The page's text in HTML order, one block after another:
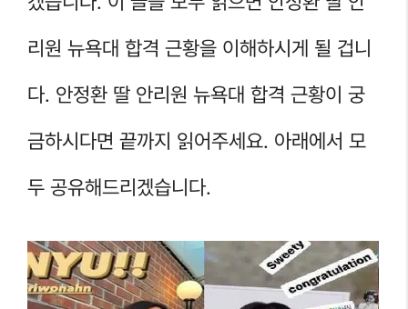
리원 뉴욕대 합격 근황을 이해하시게 될 겁니
다. 안정환 딸 안리원 뉴욕대 합격 근황이 궁
금하시다면 끝까지 읽어주세요. 아래에서 모
두 공유해드리겠습니다.